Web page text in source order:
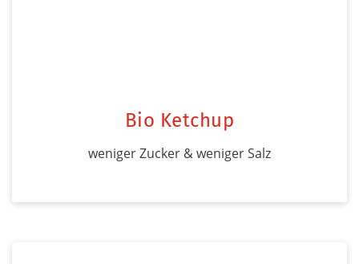
Bio Ketchup
weniger Zucker & weniger Salz